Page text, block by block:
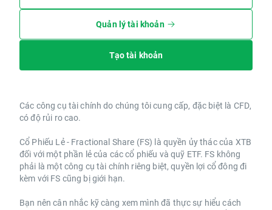
Quản lý tài khoản
Tạo tài khoản
Các công cụ tài chính do chúng tôi cung cấp, đặc biệt là CFD,
có độ rủi ro cao.
Cổ Phiếu Lẻ - Fractional Share (FS) là quyền ủy thác của XTB
đối với một phần lẻ của các cổ phiếu và quỹ ETF. FS không
phải là một công cụ tài chính riêng biệt, quyền lợi cổ đông đi
kèm với FS cũng bị giới hạn.
Bạn nên cân nhắc kỹ càng xem mình đã thực sự hiểu cách